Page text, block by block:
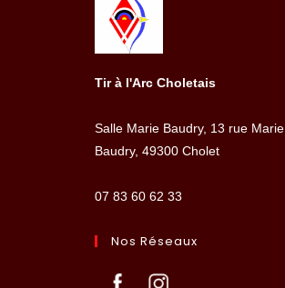
Tir à l'Arc Choletais
Salle Marie Baudry, 13 rue Marie
Baudry, 49300 Cholet
07 83 60 62 33
Nos Réseaux